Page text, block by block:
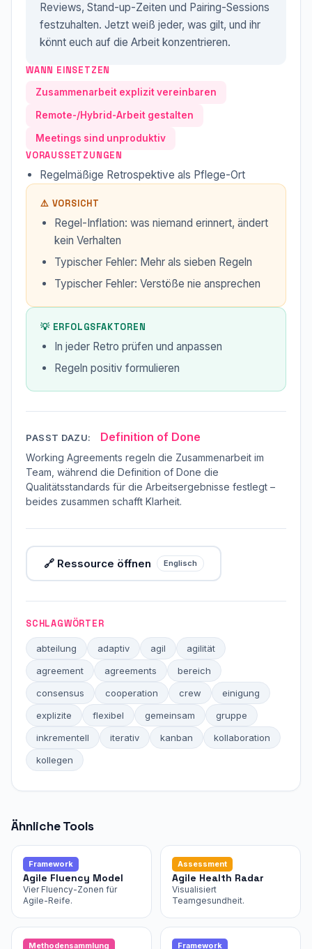
Reviews, Stand-up-Zeiten und Pairing-Sessions
festzuhalten. Jetzt weiß jeder, was gilt, und ihr
könnt euch auf die Arbeit konzentrieren.
WANN EINSETZEN
Zusammenarbeit explizit vereinbaren
Remote-/Hybrid-Arbeit gestalten
Meetings sind unproduktiv
VORAUSSETZUNGEN
Regelmäßige Retrospektive als Pflege-Ort
⚠️ VORSICHT
Regel-Inflation: was niemand erinnert, ändert
kein Verhalten
Typischer Fehler: Mehr als sieben Regeln
Typischer Fehler: Verstöße nie ansprechen
💡 ERFOLGSFAKTOREN
In jeder Retro prüfen und anpassen
Regeln positiv formulieren
PASST DAZU: Definition of Done
Working Agreements regeln die Zusammenarbeit im
Team, während die Definition of Done die
Qualitätsstandards für die Arbeitsergebnisse festlegt –
beides zusammen schafft Klarheit.
🔗 Ressource öffnen Englisch
SCHLAGWÖRTER
abteilung adaptiv agil
agilität
agreement
agreements
bereich
consensus
cooperation crew
einigung
explizite
flexibel gemeinsam
gruppe
inkrementell
iterativ kanban
kollaboration
kollegen
Ähnliche Tools
Framework
Agile Fluency Model
Vier Fluency-Zonen für
Agile-Reife.
Assessment
Agile Health Radar
Visualisiert
Teamgesundheit.
Methodensammlung Framework